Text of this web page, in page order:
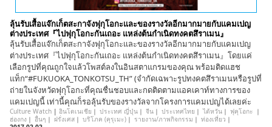
ลุ้นรับเสื้อแจ๊กเก็ตสะกาจังฟุกุโอกะและของรางวัลอีกมากมายกับแคมเปญ
ต่างประเทศ『ไปฟุกุโอกะกันเถอะ แหล่งต้นกำเนิดทงคตสึราเมน』
ลุ้นรับเสื้อแจ๊กเก็ตสะกาจังฟุกุโอกะและของรางวัลอีกมากมายกับแคมเปญ
ต่างประเทศ『ไปฟุกุโอกะกันเถอะ แหล่งต้นกำเนิดทงคตสึราเมน』โดยแค่
เลือกรูปที่คุณถูกใจแล้วโพสต์ลงในอินสตาแกรมของคุณ พร้อมติดแฮช
แท็ก“#FUKUOKA_TONKOTSU_TH” (จำกัดเฉพาะรูปทงคตสึราเมนหรือรูปที่
ถ่ายในจังหวัดฟุกุโอกะที่คุณชื่นชอบและกดติดตามแอคเคาท์ทางการของ
แคมเปญนี้ เท่านี้คุณก็รอลุ้นรับของรางวัลจากโครงการแคมเปญได้เลยค่ะ
Culture Watch| อินโดเนเชีย ｜ ประเทศ ญี่ปุ่น｜ จีน｜ ประเทศไทย ｜ไต้หวัน｜ ฟุคุโอกะ ｜
ฮ่องกง｜ อื่นๆ ｜ ฝรั่งเศส｜ บริโภค (คุรุเมะ)｜ รายงาน/ภาพกิจกรรม ｜ ท่องเที่ยว ｜